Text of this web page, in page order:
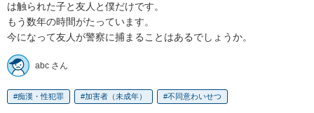
は触られた子と友人と僕だけです。
もう数年の時間がたっています。
今になって友人が警察に捕まることはあるでしょうか。
abc さん
痴漢・性犯罪 加害者（未成年） 不同意わいせつ